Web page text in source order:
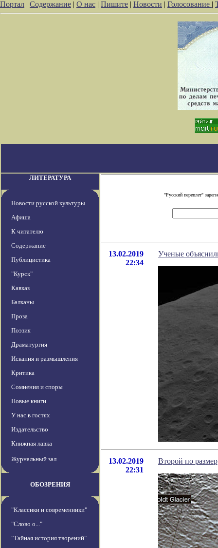
Портал | Содержание | О нас | Пишите | Новости | Голосование |
ЛИТЕРАТУРА
Новости русской культуры
Афиша
К читателю
Содержание
Публицистика
"Курск"
Кавказ
Балканы
Проза
Поэзия
Драматургия
Искания и размышления
Критика
Сомнения и споры
Новые книги
У нас в гостях
Издательство
Книжная лавка
Журнальный зал
ОБОЗРЕНИЯ
"Классики и современники"
"Слово о..."
"Тайная история творений"
"Русский переплет"
13.02.2019
22:34
Ученые
13.02.2019
22:31
Второй по